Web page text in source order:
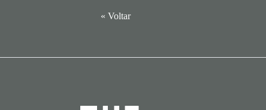
« Voltar